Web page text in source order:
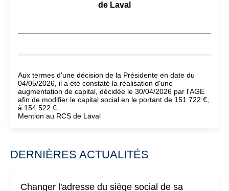
de Laval
Aux termes d'une décision de la Présidente en date du
04/05/2026, il a été constaté la réalisation d'une
augmentation de capital, décidée le 30/04/2026 par l'AGE
afin de modifier le capital social en le portant de 151 722 €,
à 154 522 € .
Mention au RCS de Laval
DERNIÈRES ACTUALITÉS
Changer l'adresse du siège social de sa